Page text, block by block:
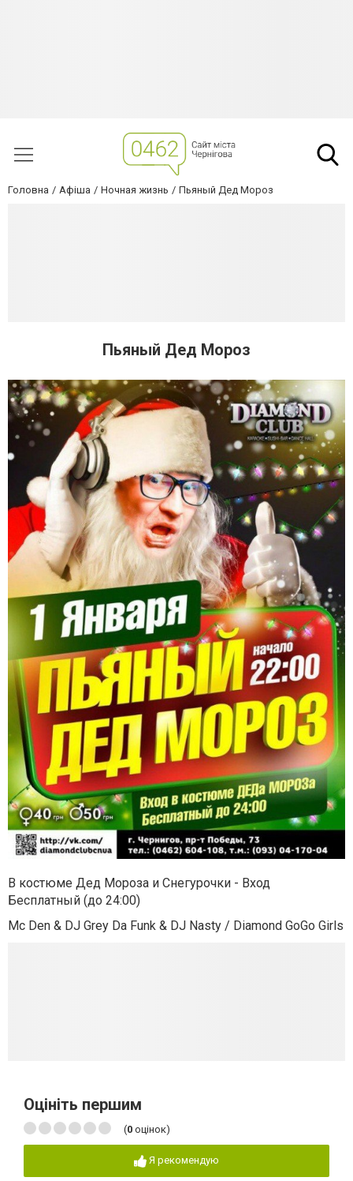
Головна Афіша Ночная жизнь Пьяный Дед Мороз
Пьяный Дед Мороз
В костюме Дед Мороза и Снегурочки - Вход
Бесплатный (до 24:00)
Mc Den & DJ Grey Da Funk & DJ Nasty / Diamond GoGo Girls
Оцініть першим
(0 оцінок)
Я рекомендую